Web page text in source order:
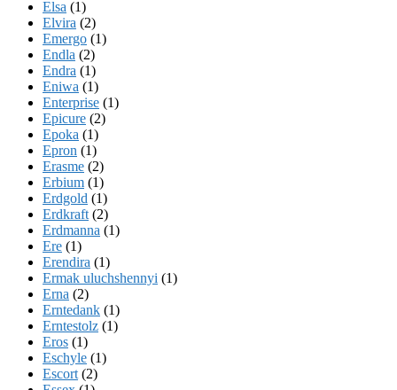
Elsa (1)
Elvira (2)
Emergo (1)
Endla (2)
Endra (1)
Eniwa (1)
Enterprise (1)
Epicure (2)
Epoka (1)
Epron (1)
Erasme (2)
Erbium (1)
Erdgold (1)
Erdkraft (2)
Erdmanna (1)
Ere (1)
Erendira (1)
Ermak uluchshennyi (1)
Erna (2)
Erntedank (1)
Erntestolz (1)
Eros (1)
Eschyle (1)
Escort (2)